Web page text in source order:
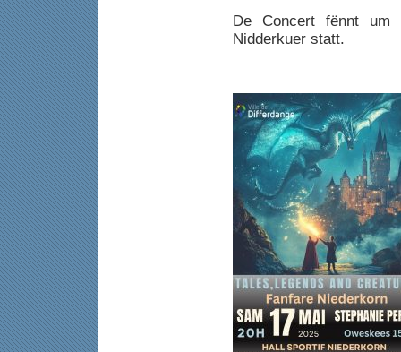
De Concert fënnt
Nidderkuer statt.